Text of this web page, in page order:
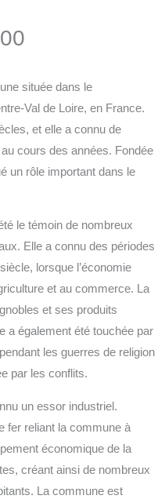
située dans le
Val de Loire, en France.
et elle a connu de
cours des années. Fondée
un rôle important dans le
le témoin de nombreux
Elle a connu des périodes
lorsque l’économie
et au commerce. La
et ses produits
a également été touchée par
les guerres de religion
par les conflits.
un essor industriel.
fer reliant la commune à
économique de la
créant ainsi de nombreux
La commune est